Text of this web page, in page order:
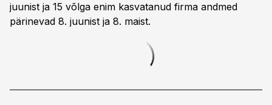
juunist ja 15 võlga enim kasvatanud firma andmed
pärinevad 8. juunist ja 8. maist.